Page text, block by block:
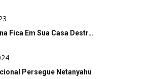
Fica Em Sua Casa Destr…
Persegue Netanyahu